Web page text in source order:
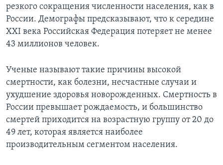
Перейти
поиск
ПОЧЕМУ ЭТО ВАЖНО?
ДИСКУССИЯ VOA
ДЕТАЛИ
АМЕРИКА. БОЛЬШОЕ ПУТЕШЕСТВИЕ
А КАК В АМЕРИКЕ?
АРТЕФАКТЫ
АМЕРИКАНСКИЕ ГОРОДКИ
ФАКТЫ ПРОТИВ ФЕЙКОВ
ЗА СВОБОДУ ПРЕССЫ
УЧИМ АНГЛИЙСКИЙ
ВИДЕО
ПОДПИСКА НА НОВОСТИ
Learning English
СОЦИАЛЬНЫЕ СЕТИ
резкого сокращения численности населения, как в
России. Демографы предсказывают, что к середине
XXI века Российская Федерация потеряет не менее
43 миллионов человек.
Ученые называют такие причины высокой
смертности, как болезни, несчастные случаи и
ухудшение здоровья новорожденных. Смертность в
России превышает рождаемость, и большинство
смертей приходится на возрастную группу от 20 до
49 лет, которая является наиболее
производительным сегментом населения.